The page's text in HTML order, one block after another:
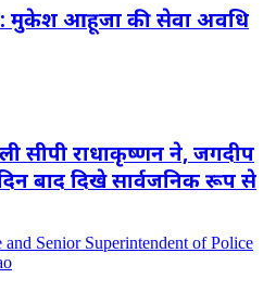
मुकेश आहूजा की सेवा अवधि
सीपी राधाकृष्णन ने, जगदीप
बाद दिखे सार्वजनिक रूप से